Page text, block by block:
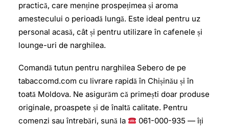
practică, care menține prospețimea și aroma
amestecului o perioadă lungă. Este ideal pentru uz
personal acasă, cât și pentru utilizare în cafenele și
lounge-uri de narghilea.
Comandă tutun pentru narghilea Sebero de pe
tabaccomd.com cu livrare rapidă în Chișinău și în
toată Moldova. Ne asigurăm că primești doar produse
originale, proaspete și de înaltă calitate. Pentru
comenzi sau întrebări, sună la
061-000-935 — îți